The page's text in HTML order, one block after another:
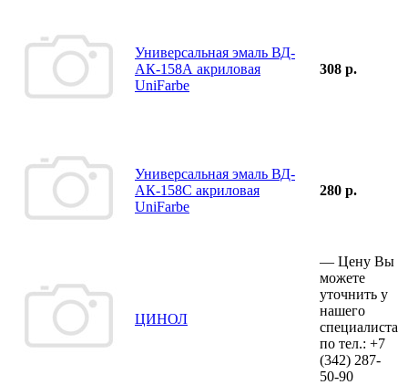
Универсальная эмаль ВД-
АК-158А акриловая
UniFarbe
308 р.
Универсальная эмаль ВД-
АК-158С акриловая
UniFarbe
280 р.
ЦИНОЛ
— Цену Вы
можете
уточнить у
нашего
специалиста
по тел.: +7
(342) 287-
50-90